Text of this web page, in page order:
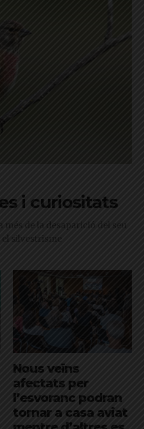
i curiositats
de la desaparició del seu
el silvestrisme
Nous veïns
afectats per
l’esvoranc podran
tornar a casa aviat